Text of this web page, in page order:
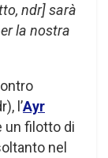
ndr] sarà
la nostra
l’Ayr
un filotto di
nel